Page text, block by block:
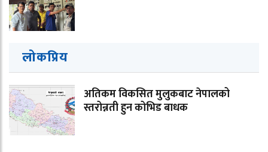
लोकप्रिय
अतिकम विकसित मुलुकबाट नेपालको
स्तरोन्नती हुन कोभिड बाधक